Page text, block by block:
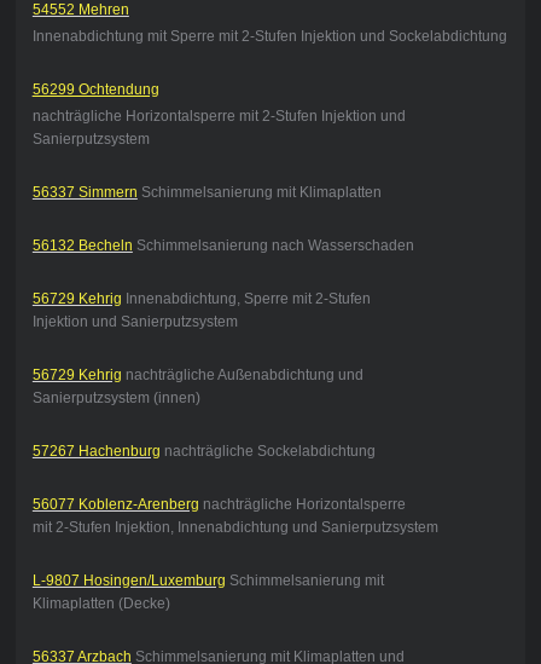
54552 Mehren
Innenabdichtung mit Sperre mit 2-Stufen Injektion und Sockelabdichtung
56299 Ochtendung
nachträgliche Horizontalsperre mit 2-Stufen Injektion und
Sanierputzsystem
56337 Simmern Schimmelsanierung mit Klimaplatten
56132 Becheln Schimmelsanierung nach Wasserschaden
56729 Kehrig Innenabdichtung, Sperre mit 2-Stufen
Injektion und Sanierputzsystem
56729 Kehrig nachträgliche Außenabdichtung und
Sanierputzsystem (innen)
57267 Hachenburg nachträgliche Sockelabdichtung
56077 Koblenz-Arenberg nachträgliche Horizontalsperre
mit 2-Stufen Injektion, Innenabdichtung und Sanierputzsystem
L-9807 Hosingen/Luxemburg Schimmelsanierung mit
Klimaplatten (Decke)
56337 Arzbach Schimmelsanierung mit Klimaplatten und